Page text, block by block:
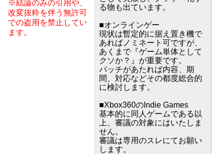
※結論のみの引用や、
改変抜粋を伴う無許可
での盗用を禁止してい
ます。
る物も出ています。
■オンラインゲー
現状は暫定的に据え置き機で
あればノミネート可ですが、
あくまで『ゲーム単体として
クソか？』が重要です。
パッチがあたれば内容、期
間、対応などその都度総合的
に検討します。
■Xbox360のIndie Games
基本的に同人ゲームである以
上、審議の対象にはいたしま
せん。
審議は専用のスレにてお願い
します。